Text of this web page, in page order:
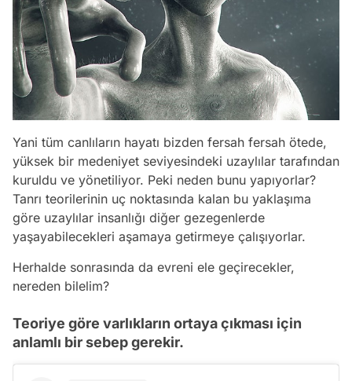
Yani tüm canlıların hayatı bizden fersah fersah ötede,
yüksek bir medeniyet seviyesindeki uzaylılar tarafından
kuruldu ve yönetiliyor. Peki neden bunu yapıyorlar?
Tanrı teorilerinin uç noktasında kalan bu yaklaşıma
göre uzaylılar insanlığı diğer gezegenlerde
yaşayabilecekleri aşamaya getirmeye çalışıyorlar.
Herhalde sonrasında da evreni ele geçirecekler,
nereden bilelim?
Teoriye göre varlıkların ortaya çıkması için
anlamlı bir sebep gerekir.